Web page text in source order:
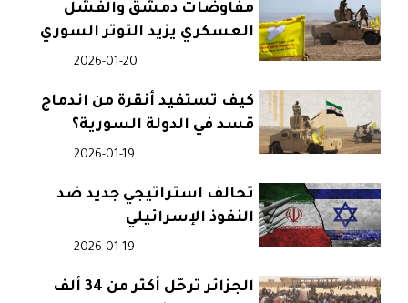
مفاوضات دمشق والفشل
العسكري يزيد التوتر السوري
2026-01-20
كيف تستفيد أنقرة من اندماج
قسد في الدولة السورية؟
2026-01-19
تحالف استراتيجي جديد ضد
النفوذ الإسرائيلي
2026-01-19
الجزائر ترحّل أكثر من 34 ألف